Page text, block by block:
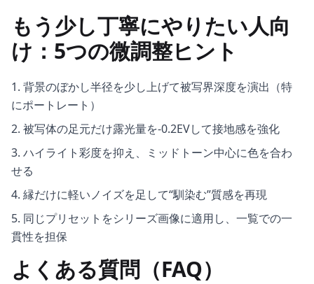
もう少し丁寧にやりたい人向
け：5つの微調整ヒント
背景のぼかし半径を少し上げて被写界深度を演出（特
にポートレート）
被写体の足元だけ露光量を-0.2EVして接地感を強化
ハイライト彩度を抑え、ミッドトーン中心に色を合わ
せる
縁だけに軽いノイズを足して“馴染む”質感を再現
同じプリセットをシリーズ画像に適用し、一覧での一
貫性を担保
よくある質問（FAQ）